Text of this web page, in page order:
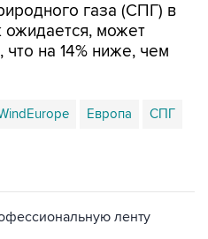
газа (СПГ) в
ожидается, может
что на 14% ниже, чем
Европа СПГ
ленту